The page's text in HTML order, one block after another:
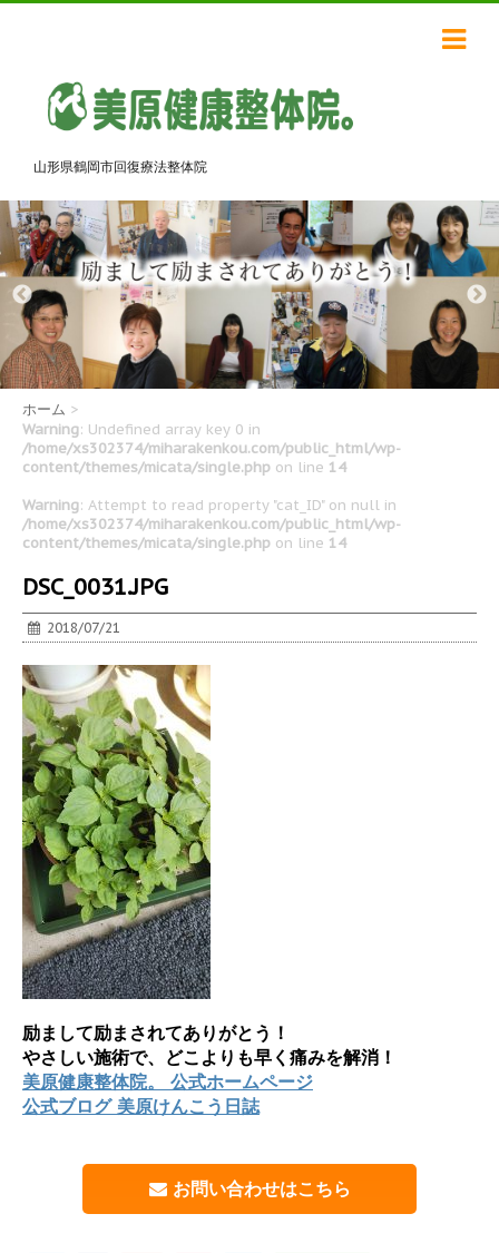
山形県鶴岡市回復療法整体院
ホーム >
Warning: Undefined array key 0 in
/home/xs302374/miharakenkou.com/public_html/wp-
content/themes/micata/single.php on line 14
Warning: Attempt to read property "cat_ID" on null in
/home/xs302374/miharakenkou.com/public_html/wp-
content/themes/micata/single.php on line 14
DSC_0031.JPG
2018/07/21
励まして励まされてありがとう！
やさしい施術で、どこよりも早く痛みを解消！
美原健康整体院。 公式ホームページ
公式ブログ 美原けんこう日誌
お問い合わせはこちら